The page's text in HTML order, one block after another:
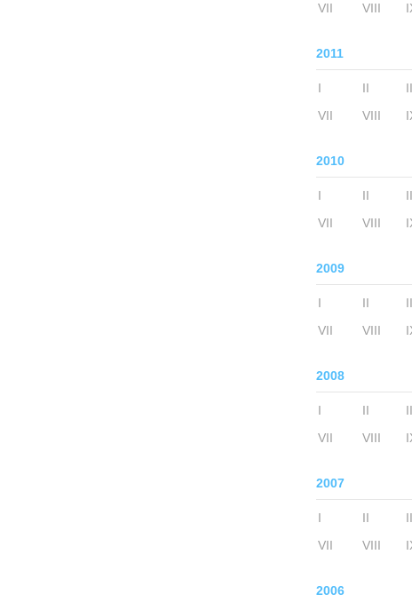
VII
VIII
2011
I II
VII
VIII
2010
I II
VII
VIII
2009
I II
VII
VIII
2008
I II
VII
VIII
2007
I II
VII
VIII
2006